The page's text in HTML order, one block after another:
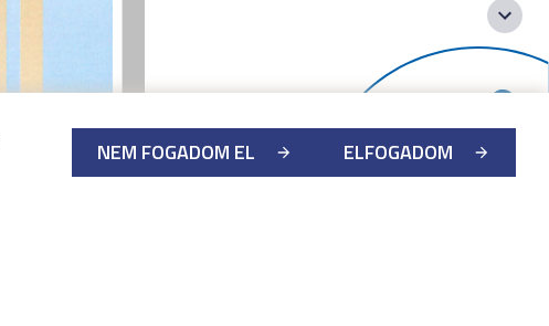
NEM FOGADOM EL ELFOGADOM